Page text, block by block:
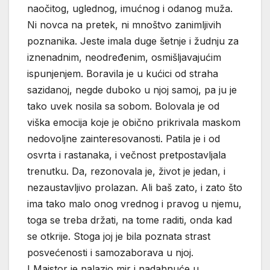
naočitog, uglednog, imućnog i odanog muža.
Ni novca na pretek, ni mnoštvo zanimljivih
poznanika. Jeste imala duge šetnje i žudnju za
iznenadnim, neodređenim, osmišljavajućim
ispunjenjem. Boravila je u kućici od straha
sazidanoj, negde duboko u njoj samoj, pa ju je
tako uvek nosila sa sobom. Bolovala je od
viška emocija koje je obično prikrivala maskom
nedovoljne zainteresovanosti. Patila je i od
osvrta i rastanaka, i večnost pretpostavljala
trenutku. Da, rezonovala je, život je jedan, i
nezaustavljivo prolazan. Ali baš zato, i zato što
ima tako malo onog vrednog i pravog u njemu,
toga se treba držati, na tome raditi, onda kad
se otkrije. Stoga joj je bila poznata strast
posvećenosti i samozaborava u njoj.